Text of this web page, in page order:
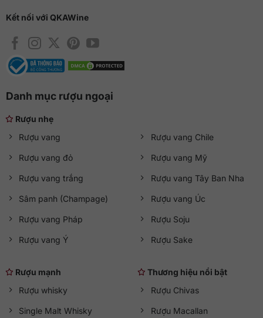
Kết nối với QKAWine
Danh mục rượu ngoại
Rượu nhẹ
Rượu vang
Rượu vang đỏ
Rượu vang trắng
Sâm panh (Champage)
Rượu vang Pháp
Rượu vang Ý
Rượu vang Chile
Rượu vang Mỹ
Rượu vang Tây Ban Nha
Rượu vang Úc
Rượu Soju
Rượu Sake
Rượu mạnh
Rượu whisky
Single Malt Whisky
Thương hiệu nổi bật
Rượu Chivas
Rượu Macallan